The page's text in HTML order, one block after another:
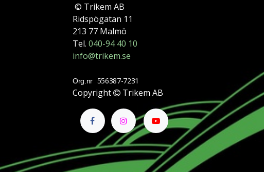
© Trikem AB
Ridspögatan 11
213 77 Malmö
Tel. 040-94 40 10
info@trikem.se
Org.nr 556387-7231
Copyright Trikem AB